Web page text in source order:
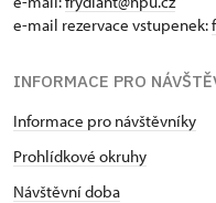
e-mail rezervace vstupenek:
INFORMACE PRO
Informace pro návštěvníky
Prohlídkové okruhy
Návštěvní doba